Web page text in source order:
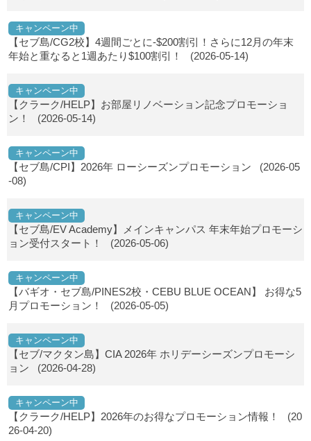
キャンペーン中
【セブ島/CG2校】4週間ごとに-$200割引！さらに12月の年末
年始と重なると1週あたり$100割引！
(2026-05-14)
キャンペーン中
【クラーク/HELP】お部屋リノベーション記念プロモーショ
ン！
(2026-05-14)
キャンペーン中
【セブ島/CPI】2026年 ローシーズンプロモーション (2026-05
-08)
キャンペーン中
【セブ島/EV Academy】メインキャンパス 年末年始プロモーシ
ョン受付スタート！
(2026-05-06)
キャンペーン中
【バギオ・セブ島/PINES2校・CEBU BLUE OCEAN】 お得な5
月プロモーション！
(2026-05-05)
キャンペーン中
【セブ/マクタン島】CIA 2026年 ホリデーシーズンプロモーシ
ョン
(2026-04-28)
キャンペーン中
【クラーク/HELP】2026年のお得なプロモーション情報！
(20
26-04-20)